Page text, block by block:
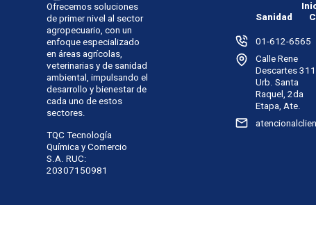
Ofrecemos soluciones
de primer nivel al sector
agropecuario, con un
enfoque especializado
en áreas agrícolas,
veterinarias y de sanidad
ambiental, impulsando el
desarrollo y bienestar de
cada uno de estos
sectores.
TQC Tecnología
Química y Comercio
S.A. RUC:
20307150981
Sanidad
01-612-6565
Calle Rene
Descartes 311,
Urb. Santa
Raquel, 2da
Etapa, Ate.